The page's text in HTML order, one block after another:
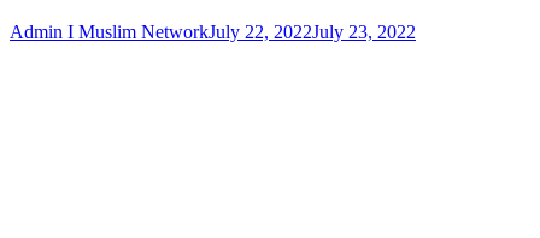
Admin I Muslim NetworkJuly 22, 2022July 23, 2022